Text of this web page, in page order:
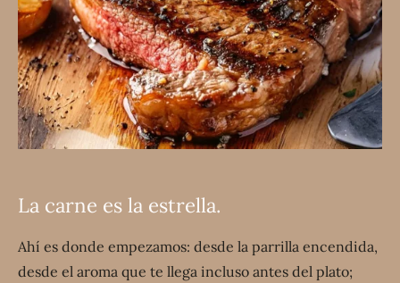
La carne es la estrella.
Ahí es donde empezamos: desde la parrilla encendida,
desde el aroma que te llega incluso antes del plato;